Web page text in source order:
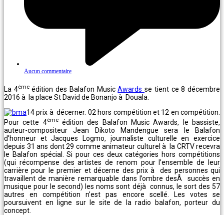
Aucun commentaire
La 4èmeédition des Balafon MusicAwardsse tient ce 8 décembre
2016 à la place St David de Bonanjo à Douala.
14 prix à décerner. 02 hors compétition et 12 en compétition.
Pour cette 4èmeédition des Balafon Music Awards, le bassiste,
auteur-compositeur Jean Dikoto Mandengue sera le Balafon
d’honneur et Jacques Logmo, journaliste culturelle en exercice
depuis 31 ans dont 29 comme animateur culturel à la CRTV recevra
le Balafon spécial. Si pour ces deux catégories hors compétitions
(qui récompense des artistes de renom pour l’ensemble de leur
carrière pour le premier et décerne des prix à des personnes qui
travaillent de manière remarquable dans l’ombre desÂ succès en
musique pour le second) les noms sont déjà connus, le sort des 57
autres en compétition n’est pas encore scellé. Les votes se
poursuivent en ligne sur le site de la radio balafon, porteur du
concept.